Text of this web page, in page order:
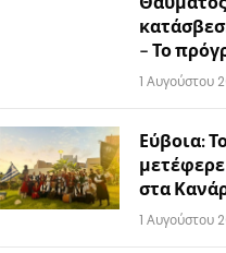
– Το
1 Αυγούστου
Εύβοια:
στα
1 Αυγούστου